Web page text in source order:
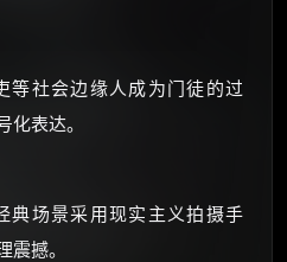
等社会边缘人成为门徒的过
表达。
典场景采用现实主义拍摄手
撼。
淘客】领红包